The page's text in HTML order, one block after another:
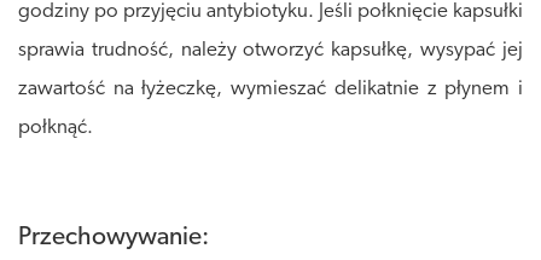
godziny po przyjęciu antybiotyku. Jeśli połknięcie kapsułki
sprawia trudność, należy otworzyć kapsułkę, wysypać jej
zawartość na łyżeczkę, wymieszać delikatnie z płynem i
połknąć.
Przechowywanie: